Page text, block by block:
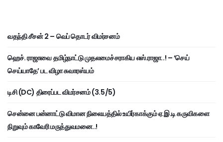
வதந்தி சீசன் 2 – வெப் தொடர் விமர்சனம்
ஹெச். ராஜாவை தமிழ்நாட்டு முதலமைச்சராகிய எஸ்.ராஜா..! – ‘செய்
செய்யாதே’ பட விழா சுவாரஸ்யம்
டிசி (DC) திரைப்பட விமர்சனம் (3.5/5)
சென்னை பன்னாட்டு விமான நிலையத்தில் உயிர்காக்கும் ஏ.இ.டி கருவிகளை
நிறுவும் காவேரி மருத்துவமனை..!